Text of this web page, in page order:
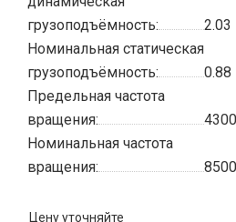
грузоподъёмность:
2.03
Номинальная статическая
грузоподъёмность:
0.88
Предельная частота
вращения:
Номинальная частота
вращения:
Цену уточняйте